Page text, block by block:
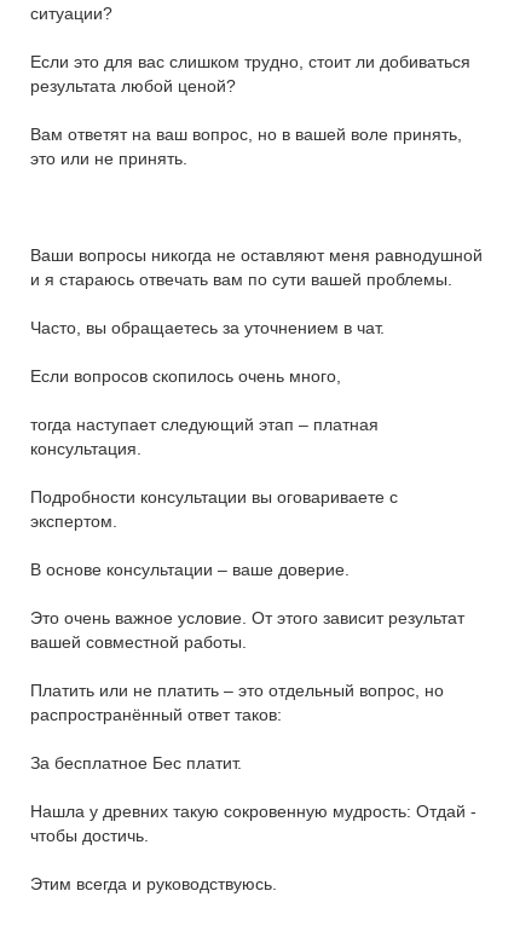
ситуации?
Если это для вас слишком трудно, стоит ли добиваться
результата любой ценой?
Вам ответят на ваш вопрос, но в вашей воле принять,
это или не принять.
Ваши вопросы никогда не оставляют меня равнодушной
и я стараюсь отвечать вам по сути вашей проблемы.
Часто, вы обращаетесь за уточнением в чат.
Если вопросов скопилось очень много,
тогда наступает следующий этап – платная
консультация.
Подробности консультации вы оговариваете с
экспертом.
В основе консультации – ваше доверие.
Это очень важное условие. От этого зависит результат
вашей совместной работы.
Платить или не платить – это отдельный вопрос, но
распространённый ответ таков:
За бесплатное Бес платит.
Нашла у древних такую сокровенную мудрость: Отдай -
чтобы достичь.
Этим всегда и руководствуюсь.